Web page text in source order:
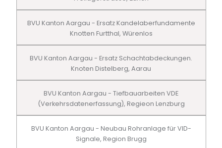
BVU Kanton Aargau - Ersatz Kandelaberfundamente
Knotten Furtthal, Würenlos
BVU Kanton Aargau - Ersatz Schachtabdeckungen.
Knoten Distelberg, Aarau
BVU Kanton Aargau - Tiefbauarbeiten VDE
(Verkehrsdatenerfassung), Regieon Lenzburg
BVU Kanton Aargau - Neubau Rohranlage für VID-
Signale, Region Brugg